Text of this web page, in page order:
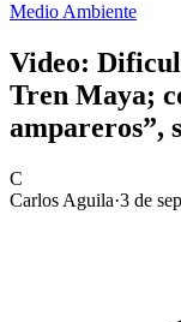
Medio Ambiente
Video:
Tren Maya;
ampareros”,
C
Carlos Aguila·3 de